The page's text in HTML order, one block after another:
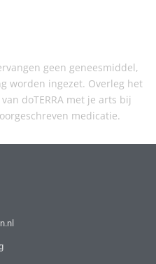
geen geneesmiddel,
worden ingezet. Overleg het
doTERRA met je arts bij
medicatie.